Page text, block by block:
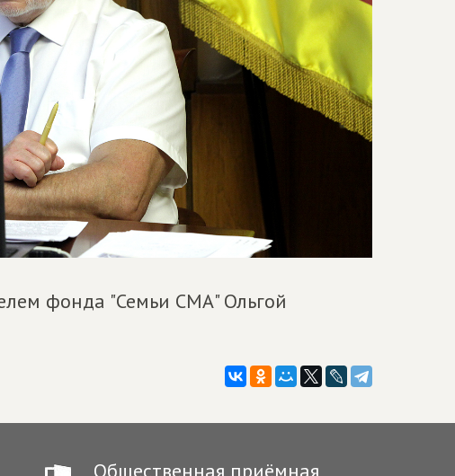
фонда "Семьи СМА" Ольгой
Общественная приёмная